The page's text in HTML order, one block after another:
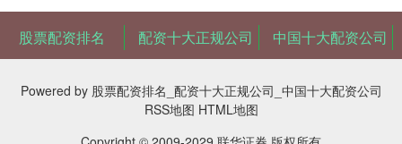
股票配资排名 配资十大正规公司 中国十大配资公司
Powered by 股票配资排名_配资十大正规公司_中国十大配资公司
RSS地图 HTML地图